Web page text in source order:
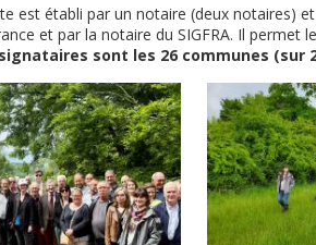
est établi par un notaire (deux notaires)
et par la notaire du SIGFRA. Il permet
sont les 26 communes (sur